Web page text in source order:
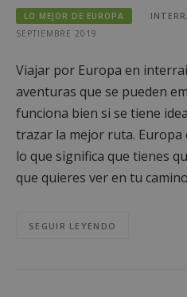
LO MEJOR DE EUROPA
SEPTIEMBRE 2019
Viajar por Europa en
aventuras que se pueden
funciona bien si se tiene
trazar la mejor ruta.
lo que significa que tienes
que quieres ver en tu
SEGUIR LEYENDO